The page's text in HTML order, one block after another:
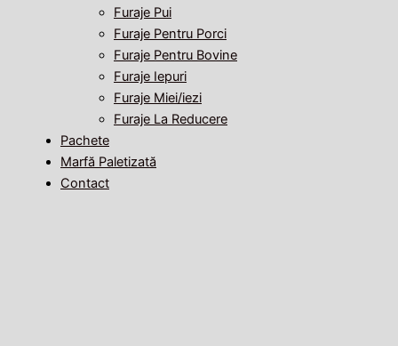
Furaje Pui
Furaje Pentru Porci
Furaje Pentru Bovine
Furaje Iepuri
Furaje Miei/iezi
Furaje La Reducere
Pachete
Marfă Paletizată
Contact